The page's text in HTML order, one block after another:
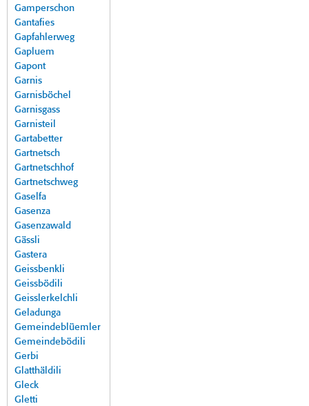
Gamperschon
Gantafies
Gapfahlerweg
Gapluem
Gapont
Garnis
Garnisböchel
Garnisgass
Garnisteil
Gartabetter
Gartnetsch
Gartnetschhof
Gartnetschweg
Gaselfa
Gasenza
Gasenzawald
Gässli
Gastera
Geissbenkli
Geissbödili
Geisslerkelchli
Geladunga
Gemeindeblüemler
Gemeindebödili
Gerbi
Glatthäldili
Gleck
Gletti